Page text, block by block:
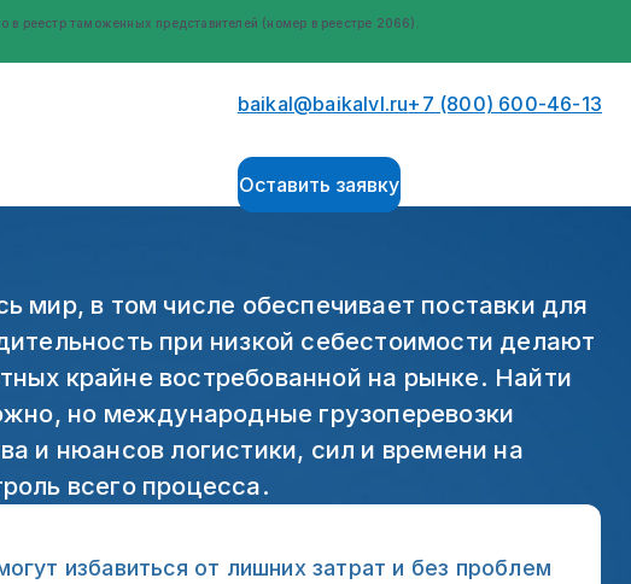
реестр таможенных представителей (номер в реестре 2066).
baikal@baikalvl.ru+7 (800) 600-46-13
Оставить заявку
мир, в том числе обеспечивает поставки для
при низкой себестоимости делают
крайне востребованной на рынке. Найти
но международные грузоперевозки
и нюансов логистики, сил и времени на
всего процесса.
избавиться от лишних затрат и без проблем